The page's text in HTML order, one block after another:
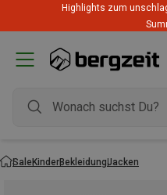
Highlights zum
SaleKinderBekleidungJacken